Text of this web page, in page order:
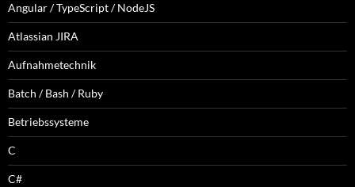
Angular / TypeScript / NodeJS
Atlassian JIRA
Aufnahmetechnik
Batch / Bash / Ruby
Betriebssysteme
C
C#